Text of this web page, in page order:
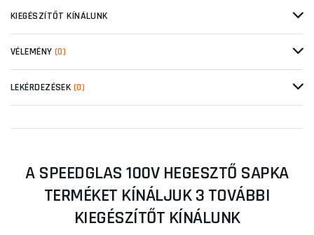
KIEGÉSZÍTŐT KÍNÁLUNK
VÉLEMÉNY (0)
LEKÉRDEZÉSEK (0)
A SPEEDGLAS 100V HEGESZTŐ SAPKA
TERMÉKET KÍNÁLJUK 3 TOVÁBBI
KIEGÉSZÍTŐT KÍNÁLUNK